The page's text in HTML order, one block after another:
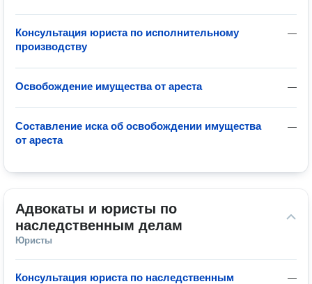
—
Консультация юриста по исполнительному
производству
—
Освобождение имущества от ареста
—
Составление иска об освобождении имущества
от ареста
Адвокаты и юристы по
наследственным делам
Юристы
—
Консультация юриста по наследственным